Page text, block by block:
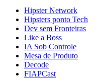
Hipster Network
Hipsters ponto Tech
Dev sem Fronteiras
Like a Boss
IA Sob Controle
Mesa de Produto
Decode
FIAPCast